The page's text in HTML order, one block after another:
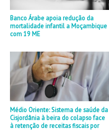
Banco Árabe apoia redução da
mortalidade infantil a Moçambique
com 19 ME
Médio Oriente: Sistema de saúde da
Cisjordânia à beira do colapso face
à retenção de receitas fiscais por